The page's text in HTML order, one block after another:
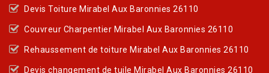
Devis Toiture Mirabel Aux Baronnies 26110
Couvreur Charpentier Mirabel Aux Baronnies 26110
Rehaussement de toiture Mirabel Aux Baronnies 26110
Devis changement de tuile Mirabel Aux Baronnies 26110